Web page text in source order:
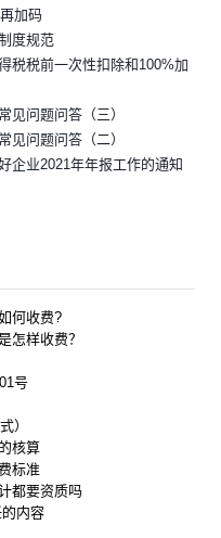
加码
度规范
税税前一次性扣除和100%加
见问题问答（三）
见问题问答（二）
企业2021年年报工作的通知
何收费?
怎样收费？
号
）
核算
标准
都要资质吗
的内容